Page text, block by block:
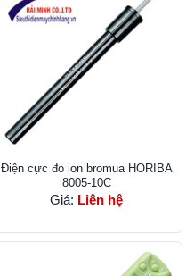
Điện cực đo ion bromua HORIBA
8005-10C
Giá: Liên hệ